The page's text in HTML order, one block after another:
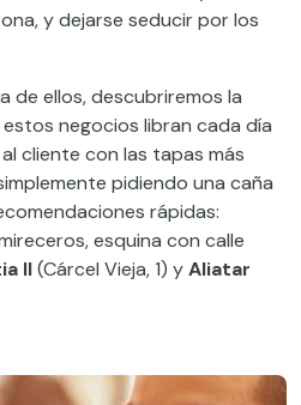
y dejarse seducir por los
de ellos, descubriremos la
negocios libran cada día
cliente con las tapas más
pidiendo una caña
rápidas:
esquina con calle
II(Cárcel Vieja, 1) yAliatar